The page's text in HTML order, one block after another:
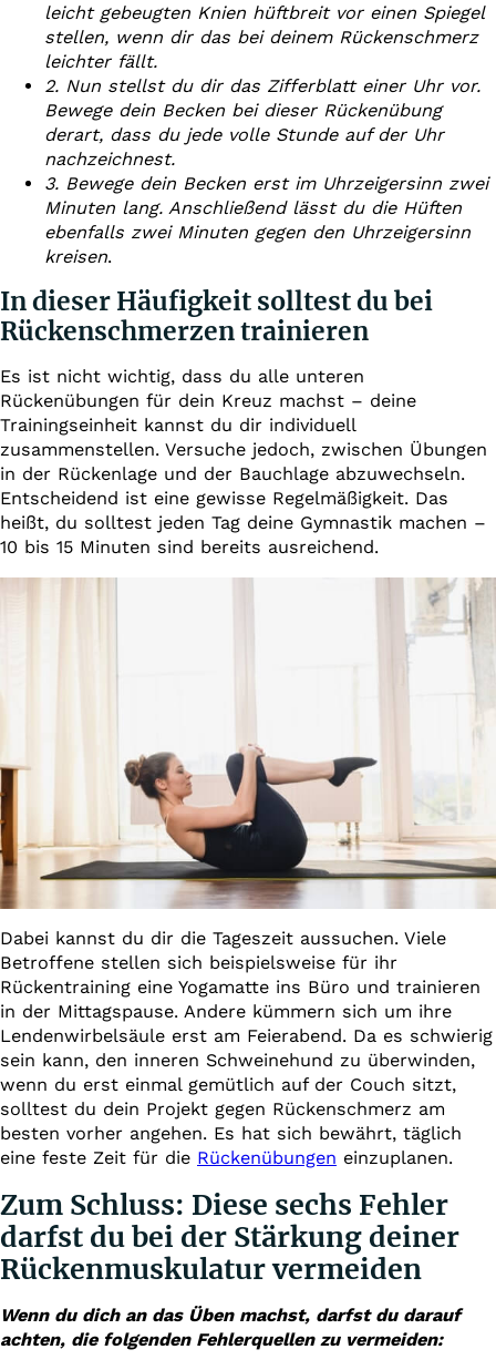
leicht gebeugten Knien hüftbreit vor einen Spiegel
stellen, wenn dir das bei deinem Rückenschmerz
leichter fällt.
2. Nun stellst du dir das Zifferblatt einer Uhr vor.
Bewege dein Becken bei dieser Rückenübung
derart, dass du jede volle Stunde auf der Uhr
nachzeichnest.
3. Bewege dein Becken erst im Uhrzeigersinn zwei
Minuten lang. Anschließend lässt du die Hüften
ebenfalls zwei Minuten gegen den Uhrzeigersinn
kreisen.
In dieser Häufigkeit solltest du bei
Rückenschmerzen trainieren
Es ist nicht wichtig, dass du alle unteren
Rückenübungen für dein Kreuz machst – deine
Trainingseinheit kannst du dir individuell
zusammenstellen. Versuche jedoch, zwischen Übungen
in der Rückenlage und der Bauchlage abzuwechseln.
Entscheidend ist eine gewisse Regelmäßigkeit. Das
heißt, du solltest jeden Tag deine Gymnastik machen –
10 bis 15 Minuten sind bereits ausreichend.
Dabei kannst du dir die Tageszeit aussuchen. Viele
Betroffene stellen sich beispielsweise für ihr
Rückentraining eine Yogamatte ins Büro und trainieren
in der Mittagspause. Andere kümmern sich um ihre
Lendenwirbelsäule erst am Feierabend. Da es schwierig
sein kann, den inneren Schweinehund zu überwinden,
wenn du erst einmal gemütlich auf der Couch sitzt,
solltest du dein Projekt gegen Rückenschmerz am
besten vorher angehen. Es hat sich bewährt, täglich
eine feste Zeit für die Rückenübungen einzuplanen.
Zum Schluss: Diese sechs Fehler
darfst du bei der Stärkung deiner
Rückenmuskulatur vermeiden
Wenn du dich an das Üben machst, darfst du darauf
achten, die folgenden Fehlerquellen zu vermeiden: